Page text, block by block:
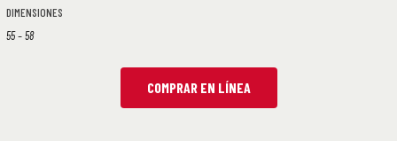
DIMENSIONES
55 – 58
COMPRAR EN LÍNEA